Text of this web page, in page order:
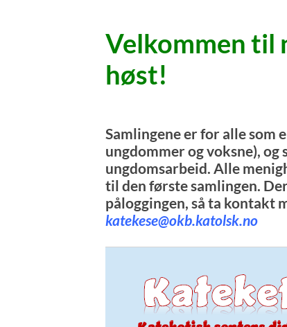
Velkommen til
høst!
Samlingene er for alle som
ungdommer og voksne), og
ungdomsarbeid. Alle
til den første samlingen.
påloggingen, så ta kontakt
katekese@okb.katolsk.no